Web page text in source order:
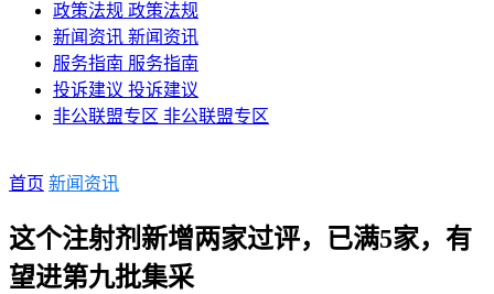
政策法规 政策法规
新闻资讯 新闻资讯
服务指南 服务指南
投诉建议 投诉建议
非公联盟专区 非公联盟专区
首页 新闻资讯
这个注射剂新增两家过评，已满5家，有
望进第九批集采